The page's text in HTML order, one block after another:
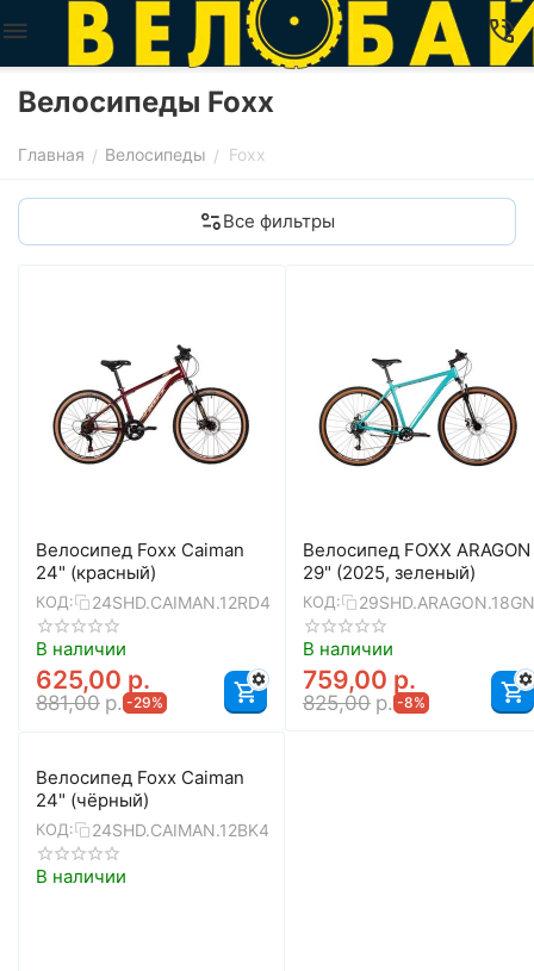
Велосипеды Foxx
Главная / Велосипеды / Foxx
Все фильтры
Велосипед Foxx Caiman
24" (красный)
КОД: 24SHD.CAIMAN.12RD4
В наличии
625,00 р.
881,00 р. -29%
Велосипед FOXX ARAGON
29" (2025, зеленый)
КОД:
В наличии
759,00 р.
825,00 р. -8%
Велосипед Foxx Caiman
24" (чёрный)
КОД: 24SHD.CAIMAN.12BK4
В наличии